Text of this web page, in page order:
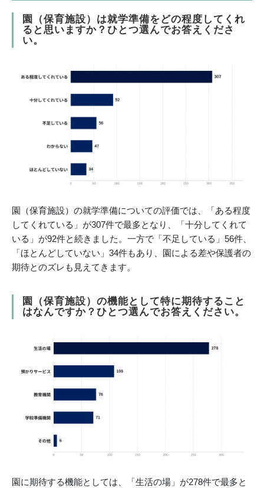
園（保育施設）は就学準備をどの程度してくれ
ると思いますか？ひとつ選んでお答えくださ
い。
園（保育施設）の就学準備についての評価では、「ある程度
してくれている」が307件で最多となり、「十分してくれて
いる」が92件と続きました。一方で「不足している」56件、
「ほとんどしていない」34件もあり、園による差や保護者の
期待とのズレも見えてきます。
園（保育施設）の機能として特に期待すること
はなんですか？ひとつ選んでお答えください。
園に期待する機能としては、「生活の場」が278件で最多と